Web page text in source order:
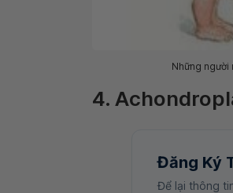
Những
4.
Đăng Ký
Để lại thông